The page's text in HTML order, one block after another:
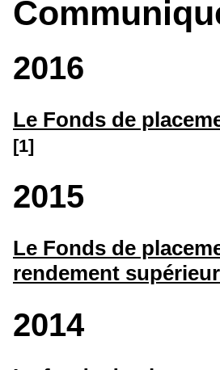
2016
Le Fonds de
[1]
2015
Le Fonds de
rendement
2014